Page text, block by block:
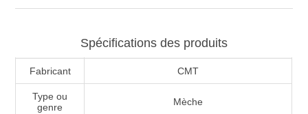
Spécifications des produits
Fabricant CMT
Type ou
genre
Mèche